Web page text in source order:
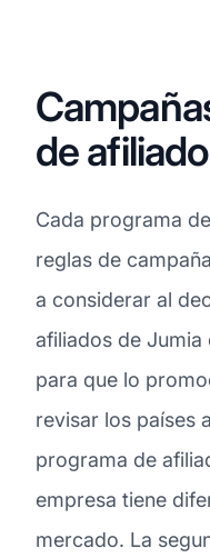
de
Cada programa
reglas de
a considerar al
afiliados de Jumia
para que lo
revisar los países
programa de
empresa tiene
mercado. La